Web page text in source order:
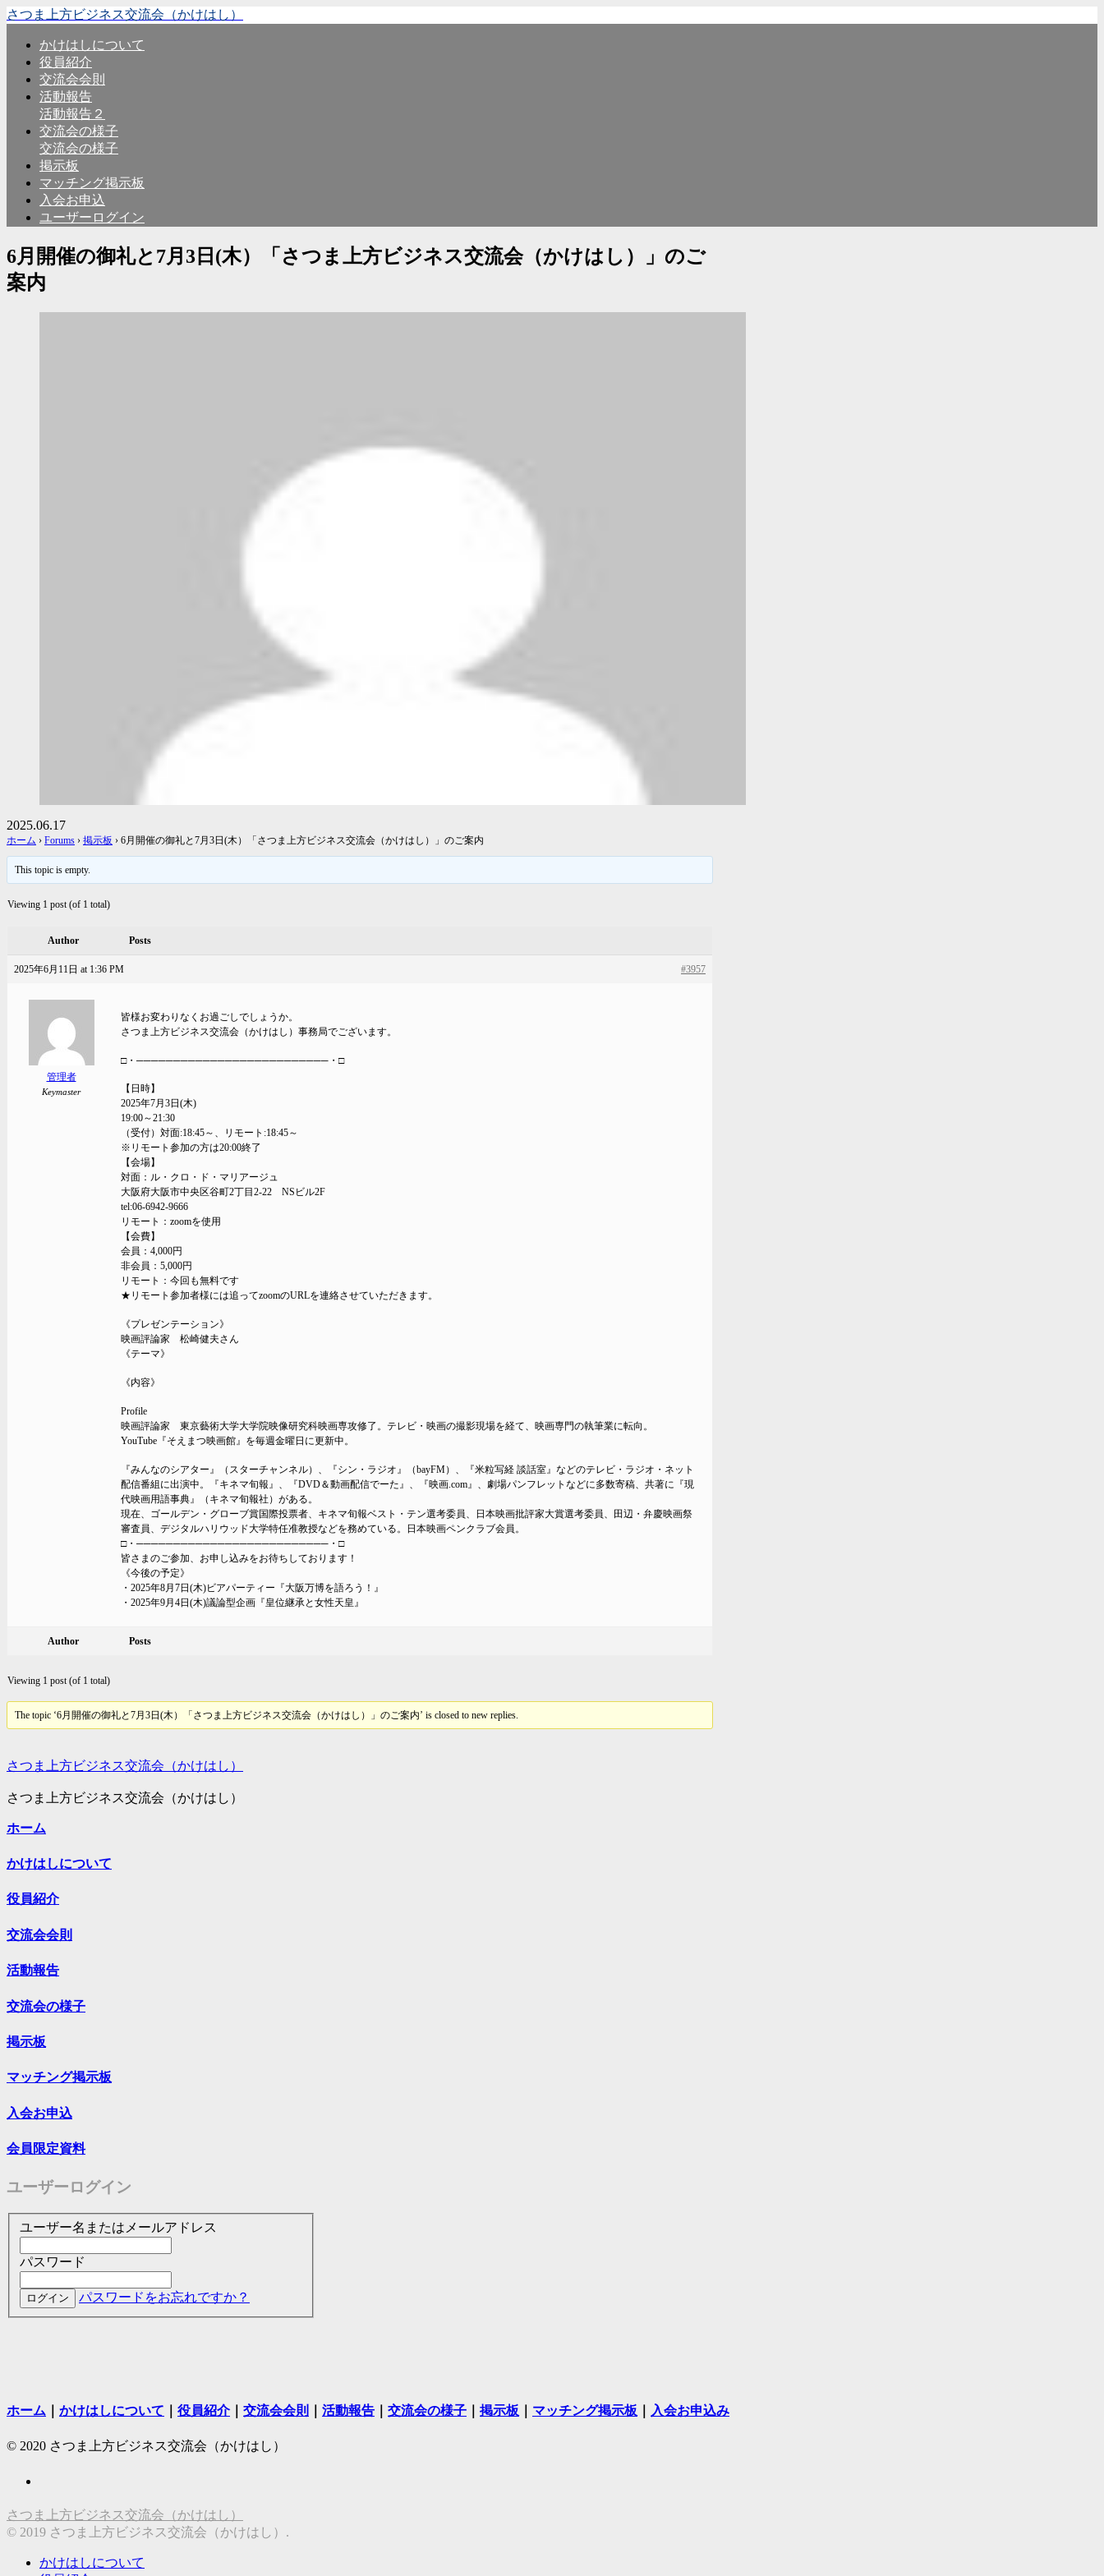
さつま上方ビジネス交流会（かけはし）
かけはしについて
役員紹介
交流会会則
活動報告
活動報告２
交流会の様子
交流会の様子
掲示板
マッチング掲示板
入会お申込
ユーザーログイン
6月開催の御礼と7月3日(木）「さつま上方ビジネス交流会（かけはし）」のご
案内
2025.06.17
ホーム › Forums › 掲示板 › 6月開催の御礼と7月3日(木）「さつま上方ビジネス交流会（かけはし）」のご案内
This topic is empty.
Viewing 1 post (of 1 total)
Author Posts
2025年6月11日 at 1:36 PM #3957
管理者
Keymaster
皆様お変わりなくお過ごしでしょうか。
さつま上方ビジネス交流会（かけはし）事務局でございます。
□・──────────────────────────・□
【日時】
2025年7月3日(木)
19:00～21:30
（受付）対面:18:45～、リモート:18:45～
※リモート参加の方は20:00終了
【会場】
対面：ル・クロ・ド・マリアージュ
大阪府大阪市中央区谷町2丁目2-22 NSビル2F
tel:06-6942-9666
リモート：zoomを使用
【会費】
会員：4,000円
非会員：5,000円
リモート：今回も無料です
★リモート参加者様には追ってzoomのURLを連絡させていただきます。
《プレゼンテーション》
映画評論家 松崎健夫さん
《テーマ》
《内容》
Profile
映画評論家 東京藝術大学大学院映像研究科映画専攻修了。テレビ・映画の撮影現場を経て、映画専門の執筆業に転向。
YouTube『そえまつ映画館』を毎週金曜日に更新中。
『みんなのシアター』（スターチャンネル）、『シン・ラジオ』（bayFM）、『米粒写経 談話室』などのテレビ・ラジオ・ネット
配信番組に出演中。『キネマ旬報』、『DVD＆動画配信でーた』、『映画.com』、劇場パンフレットなどに多数寄稿、共著に『現
代映画用語事典』（キネマ旬報社）がある。
現在、ゴールデン・グローブ賞国際投票者、キネマ旬報ベスト・テン選考委員、日本映画批評家大賞選考委員、田辺・弁慶映画祭
審査員、デジタルハリウッド大学特任准教授などを務めている。日本映画ペンクラブ会員。
□・──────────────────────────・□
皆さまのご参加、お申し込みをお待ちしております！
《今後の予定》
・2025年8月7日(木)ビアパーティー『大阪万博を語ろう！』
・2025年9月4日(木)議論型企画『皇位継承と女性天皇』
Author Posts
Viewing 1 post (of 1 total)
The topic ‘6月開催の御礼と7月3日(木）「さつま上方ビジネス交流会（かけはし）」のご案内’ is closed to new replies.
さつま上方ビジネス交流会（かけはし）
さつま上方ビジネス交流会（かけはし）
ホーム
かけはしについて
役員紹介
交流会会則
活動報告
交流会の様子
掲示板
マッチング掲示板
入会お申込
会員限定資料
ユーザーログイン
ユーザー名またはメールアドレス
パスワード
パスワードをお忘れですか？
ホーム かけはしについて 役員紹介｜ 交流会会則 活動報告 交流会の様子 掲示板 マッチング掲示板 入会お申込み
© 2020 さつま上方ビジネス交流会（かけはし）
さつま上方ビジネス交流会（かけはし）
© 2019 さつま上方ビジネス交流会（かけはし）.
かけはしについて